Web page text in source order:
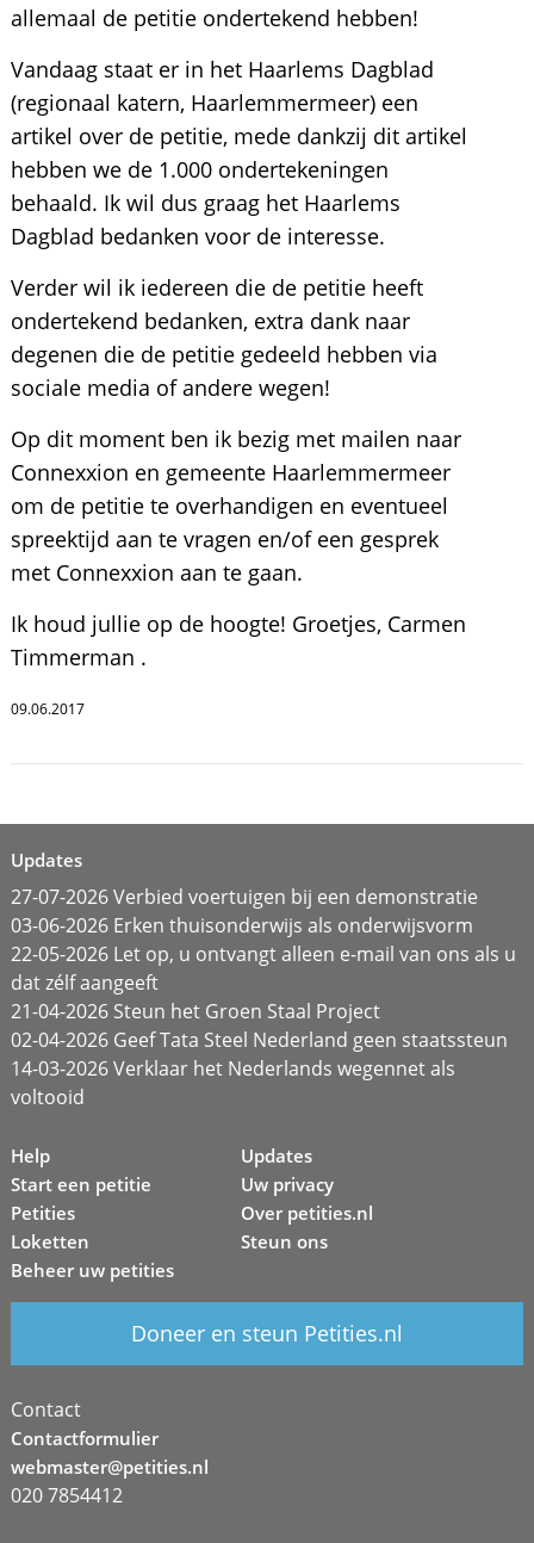
allemaal de petitie ondertekend hebben!
Vandaag staat er in het Haarlems Dagblad
(regionaal katern, Haarlemmermeer) een
artikel over de petitie, mede dankzij dit artikel
hebben we de 1.000 ondertekeningen
behaald. Ik wil dus graag het Haarlems
Dagblad bedanken voor de interesse.
Verder wil ik iedereen die de petitie heeft
ondertekend bedanken, extra dank naar
degenen die de petitie gedeeld hebben via
sociale media of andere wegen!
Op dit moment ben ik bezig met mailen naar
Connexxion en gemeente Haarlemmermeer
om de petitie te overhandigen en eventueel
spreektijd aan te vragen en/of een gesprek
met Connexxion aan te gaan.
Ik houd jullie op de hoogte! Groetjes, Carmen
Timmerman .
09.06.2017
Updates
27-07-2026 Verbied voertuigen bij een demonstratie
03-06-2026 Erken thuisonderwijs als onderwijsvorm
22-05-2026 Let op, u ontvangt alleen e-mail van ons als u
dat zélf aangeeft
21-04-2026 Steun het Groen Staal Project
02-04-2026 Geef Tata Steel Nederland geen staatssteun
14-03-2026 Verklaar het Nederlands wegennet als
voltooid
Help
Start een petitie
Petities
Loketten
Beheer uw petities
Updates
Uw privacy
Over petities.nl
Steun ons
Doneer en steun Petities.nl
Contact
Contactformulier
webmaster@petities.nl
020 7854412